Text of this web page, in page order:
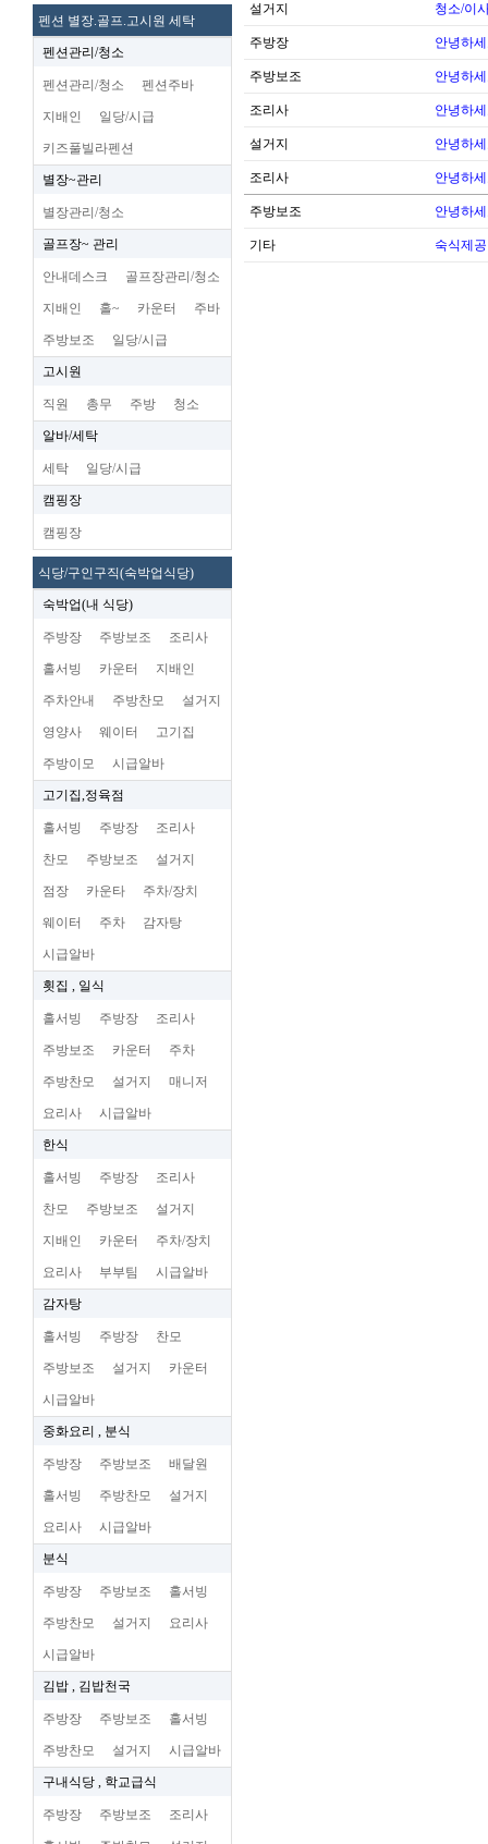
펜션 별장.골프.고시원 세탁
펜션관리/청소
펜션관리/청소 펜션주바
지배인 일당/시급
키즈풀빌라펜션
별장~관리
별장관리/청소
골프장~ 관리
안내데스크 골프장관리/청소
지배인 홀~ 카운터 주바
주방보조 일당/시급
고시원
직원 총무 주방 청소
알바/세탁
세탁 일당/시급
캠핑장
캠핑장
식당/구인구직(숙박업식당)
숙박업(내 식당)
주방장 주방보조 조리사
홀서빙 카운터 지배인
주차안내 주방찬모 설거지
영양사 웨이터 고기집
주방이모 시급알바
고기집,정육점
홀서빙 주방장 조리사
찬모 주방보조 설거지
점장 카운타 주차/장치
웨이터 주차 감자탕
시급알바
횟집 , 일식
홀서빙 주방장 조리사
주방보조 카운터 주차
주방찬모 설거지 매니저
요리사 시급알바
한식
홀서빙 주방장 조리사
찬모 주방보조 설거지
지배인 카운터 주차/장치
요리사 부부팀 시급알바
감자탕
홀서빙 주방장 찬모
주방보조 설거지 카운터
시급알바
중화요리 , 분식
주방장 주방보조 배달원
홀서빙 주방찬모 설거지
요리사 시급알바
분식
주방장 주방보조 홀서빙
주방찬모 설거지 요리사
시급알바
김밥 , 김밥천국
주방장 주방보조 홀서빙
주방찬모 설거지 시급알바
구내식당 , 학교급식
주방장 주방보조 조리사
설거지 청소/이
주방장 안녕하
주방보조 안녕하
조리사 안녕하
설거지 안녕하
조리사 안녕하
주방보조 안녕하
기타 숙식제